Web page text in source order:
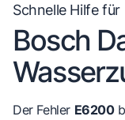
Schnelle Hilfe für
Bosch
Der Fehler E6200